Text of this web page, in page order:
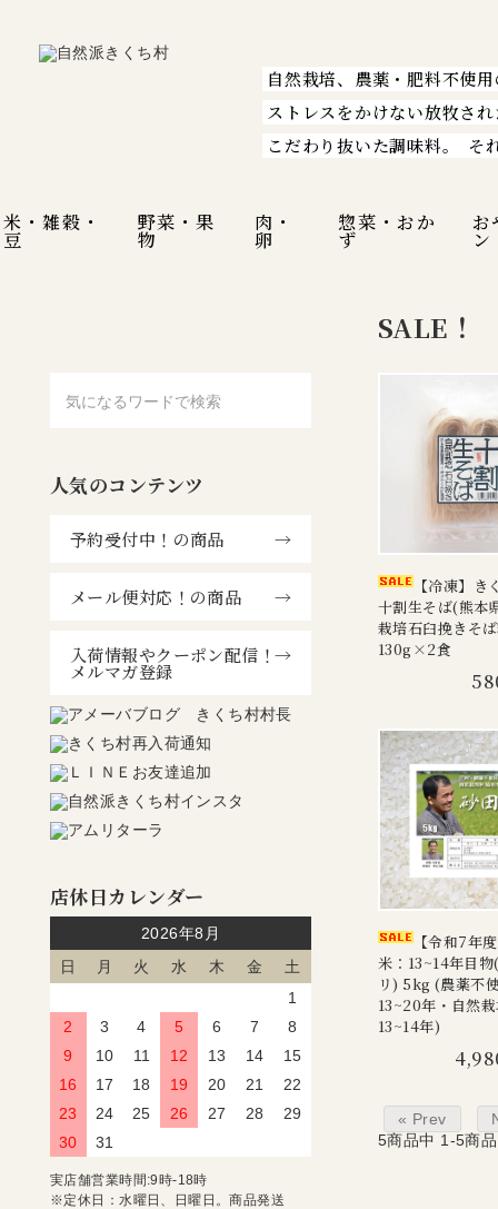
自然栽培、農薬・肥料不使
ストレスをかけない放牧さ
こだわり抜いた調味料。
そ
米・雑穀・
豆
野菜・果
物
肉・
卵
惣菜・おか
ず
お
ン
SALE！
【冷凍】き
十割生そば(熊本
栽培石臼挽きそ
130g×2食
【令和7年
米：13~14年目
リ) 5kg (農薬不
13~20年・自然
13~14年)
« Prev
5商品中 1-5商品
人気のコンテンツ
予約受付中！の商品
メール便対応！の商品
入荷情報やクーポン配信！
メルマガ登録
店休日カレンダー
2026年8月
日
月 火 水 木 金
土
1
2
3 4 5 6 7
8
9
10 11 12 13 14
15
16
17 18 19 20 21
22
23
24 25 26 27 28
29
30
31
実店舗営業時間:9時-18時
※定休日：水曜日、日曜日。商品発送